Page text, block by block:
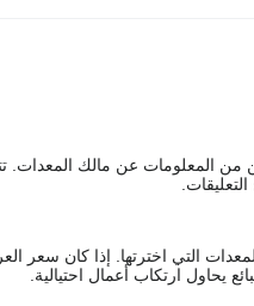
من المعلومات عن مالك
التي اخترتها. إذا كان سعر
ارتكاب أعمال احتيالية.